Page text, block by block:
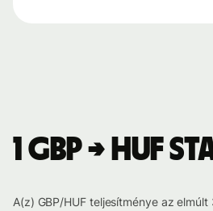
1 GBP → HUF
A(z) GBP/HUF teljesítménye az